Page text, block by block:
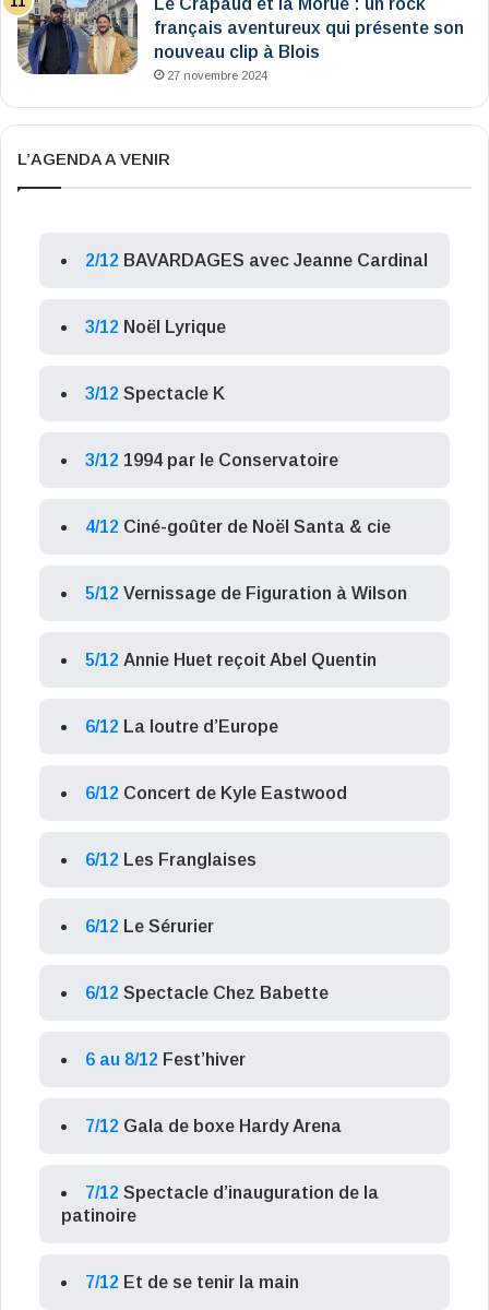
Le Crapaud et la Morue : un rock
français aventureux qui présente son
nouveau clip à Blois
27 novembre 2024
L’AGENDA A VENIR
2/12 BAVARDAGES avec Jeanne Cardinal
3/12 Noël Lyrique
3/12 Spectacle K
3/12 1994 par le Conservatoire
4/12 Ciné-goûter de Noël Santa & cie
5/12 Vernissage de Figuration à Wilson
5/12 Annie Huet reçoit Abel Quentin
6/12 La loutre d’Europe
6/12 Concert de Kyle Eastwood
6/12 Les Franglaises
6/12 Le Sérurier
6/12 Spectacle Chez Babette
6 au 8/12 Fest’hiver
7/12 Gala de boxe Hardy Arena
7/12 Spectacle d’inauguration de la
patinoire
7/12 Et de se tenir la main